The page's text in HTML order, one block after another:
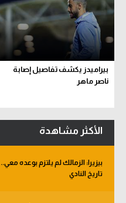
بيراميدز يكشف تفاصيل إصابة
ناصر ماهر
الأكثر مشاهدة
بيزيرا: الزمالك لم يلتزم بوعده
تاريخ النادي